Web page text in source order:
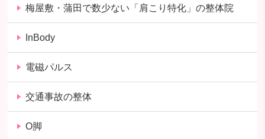
梅屋敷・蒲田で数少ない「肩こり特化」の整体院
InBody
電磁パルス
交通事故の整体
O脚